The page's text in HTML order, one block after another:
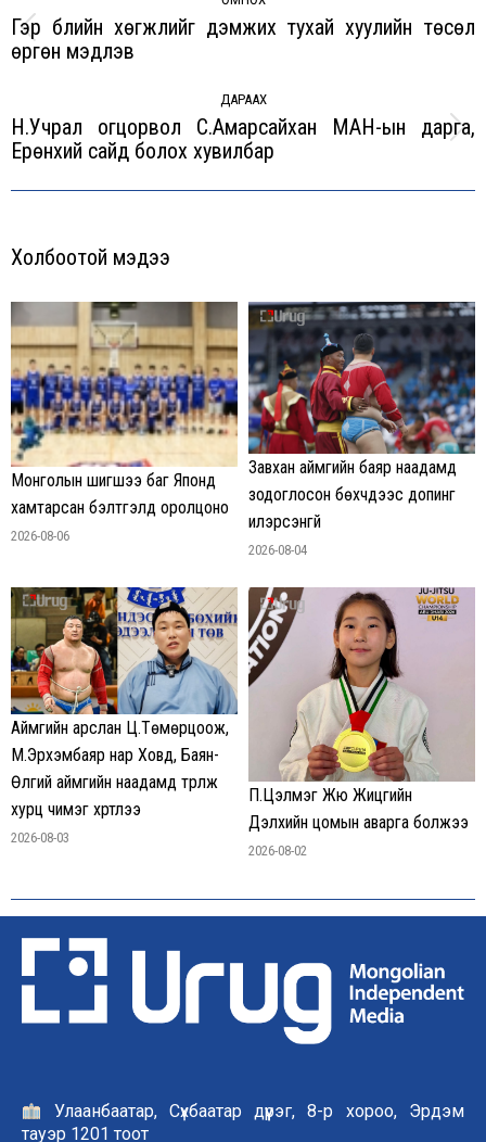
Previous
Гэр бүлийн хөгжлийг дэмжих тухай хуулийн төсөл
өргөн мэдүүлэв
ДАРААХ
Next
post:
Н.Учрал огцорвол С.Амарсайхан МАН-ын дарга,
Ерөнхий сайд болох хувилбар
Холбоотой мэдээ
Монголын шигшээ баг Японд
хамтарсан бэлтгэлд оролцоно
2026-08-06
Завхан аймгийн баяр наадамд
зодоглосон бөхчүүдээс допинг
илэрсэнгүй
2026-08-04
Аймгийн арслан Ц.Төмөрцоож,
М.Эрхэмбаяр нар Ховд, Баян-
Өлгий аймгийн наадамд түрүүлж
хурц чимэг хүртлээ
2026-08-03
П.Цэлмэг Жюү Жицүгийн
Дэлхийн цомын аварга болжээ
2026-08-02
Улаанбаатар, Сүхбаатар дүүрэг, 8-р хороо, Эрдэм
тауэр 1201 тоот